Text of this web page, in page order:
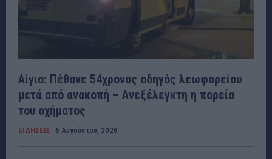
Αίγιο: Πέθανε 54χρονος οδηγός λεωφορείου
μετά από ανακοπή – Ανεξέλεγκτη η πορεία
του οχήματος
ΕΙΔΗΣΕΙΣ 6 Αυγούστου, 2026